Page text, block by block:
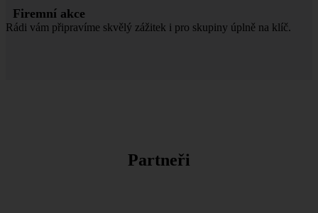
Firemní akce
Rádi vám připravíme skvělý zážitek i pro skupiny úplně na klíč.
Partneři